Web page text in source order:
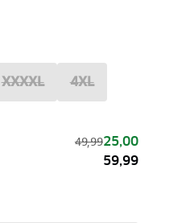
XXXXL 4XL
49,9925,00
59,99